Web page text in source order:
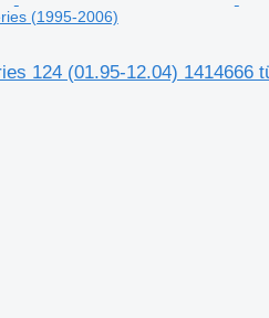
(1995-2006)
124 (01.95-12.04) 1414666